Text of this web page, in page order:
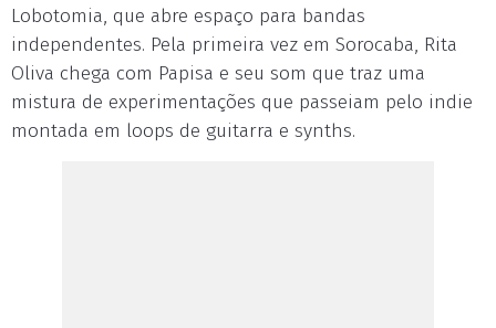
Lobotomia, que abre espaço para bandas
independentes. Pela primeira vez em Sorocaba, Rita
Oliva chega com Papisa e seu som que traz uma
mistura de experimentações que passeiam pelo indie
montada em loops de guitarra e synths.